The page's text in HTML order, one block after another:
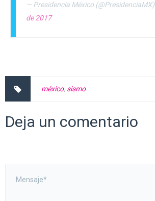
— Presidencia México (@PresidenciaMX)
de 2017
méxico, sismo
Deja un comentario